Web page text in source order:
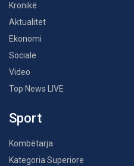
Kronikë
Aktualitet
Ekonomi
Sociale
Video
Top News LIVE
Sport
Kombëtarja
Kategoria Superiore